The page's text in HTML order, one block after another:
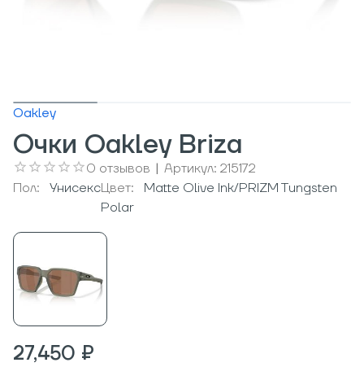
Oakley
Очки Oakley Briza
0 отзывов | Артикул: 215172
Пол:
УнисексЦвет:
Matte Olive Ink/PRIZM Tungsten
Polar
27,450 ₽